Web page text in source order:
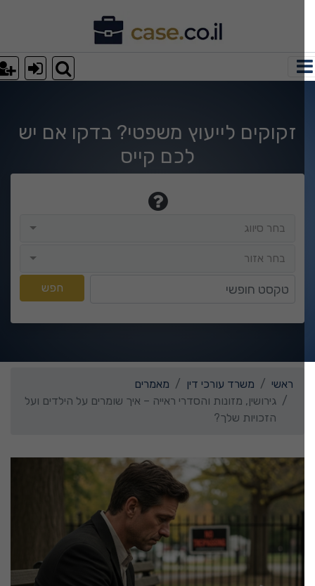
עוד מאמר גירושין,
זקוקים לייעוץ משפטי? בדקו אם יש
לכם קייס
בחר סיווג
בחר אזור
חפש
ראשי משרד עורכי דין
מאמרים
גירושין, מזונות והסדרי ראייה – איך שומרים על הילדים ועל
הזכויות שלך?